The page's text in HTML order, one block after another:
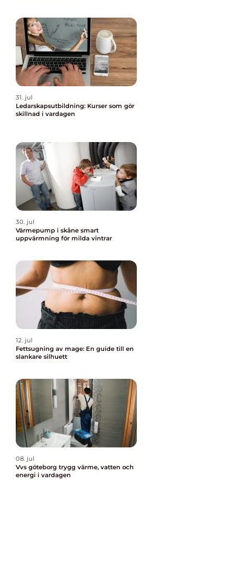
31. jul
Ledarskapsutbildning: Kurser som gör
skillnad i vardagen
30. jul
Värmepump i skåne smart
uppvärmning för milda vintrar
12. jul
Fettsugning av mage: En guide till en
slankare silhuett
08. jul
Vvs göteborg trygg värme, vatten och
energi i vardagen